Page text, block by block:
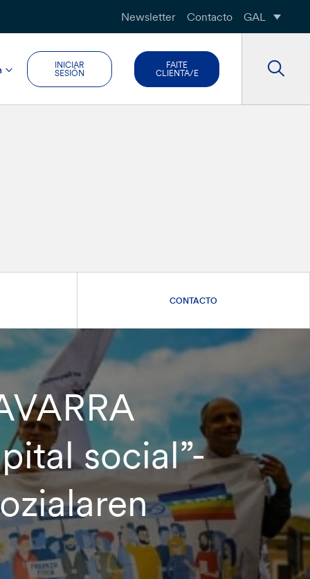
Newsletter Contacto GAL
INICIAR
SESIÓN
FAITE
CLIENTA/E
CONTACTO
social”-